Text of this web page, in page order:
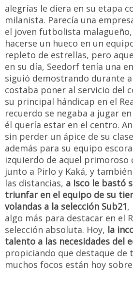
alegrías le diera en su etapa
milanista. Parecía una
el joven futbolista
hacerse un hueco en un
repleto de estrellas, pero
en su día, Seedorf tenía una
siguió demostrando durante
costaba poner al servicio del
su principal hándicap en el
recuerdo se negaba a jugar
él quería estar en el centro.
sin perder un ápice de su
además para su equipo
izquierdo de aquel primoroso
junto a Pirlo y Kaká, y
las distancias, a Isco le bastó
triunfar en el equipo de su
volandas a la selección Sub21,
algo más para destacar en el
selección absoluta. Hoy, la
talento a las necesidades del
propiciando que destaque de
muchos focos están hoy